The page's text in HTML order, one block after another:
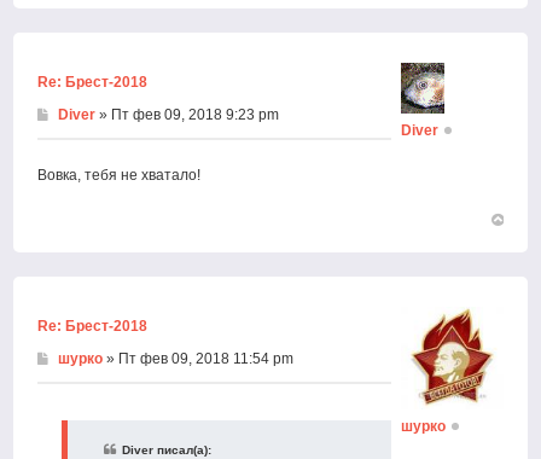
Re: Брест-2018
Diver » Пт фев 09, 2018 9:23 pm
Вовка, тебя не хватало!
Diver
Re: Брест-2018
шурко » Пт фев 09, 2018 11:54 pm
Diver писал(а):
шурко